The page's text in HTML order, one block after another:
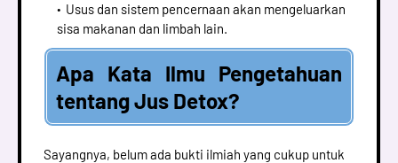
Usus dan sistem pencernaan akan mengeluarkan
sisa makanan dan limbah lain.
Apa Kata Ilmu Pengetahuan
tentang Jus Detox?
Sayangnya, belum ada bukti ilmiah yang cukup untuk